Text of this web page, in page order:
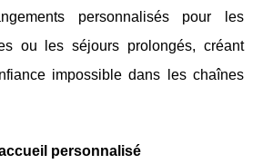
personnalisés pour les
ou les séjours prolongés, créant
impossible dans les chaînes
personnalisé